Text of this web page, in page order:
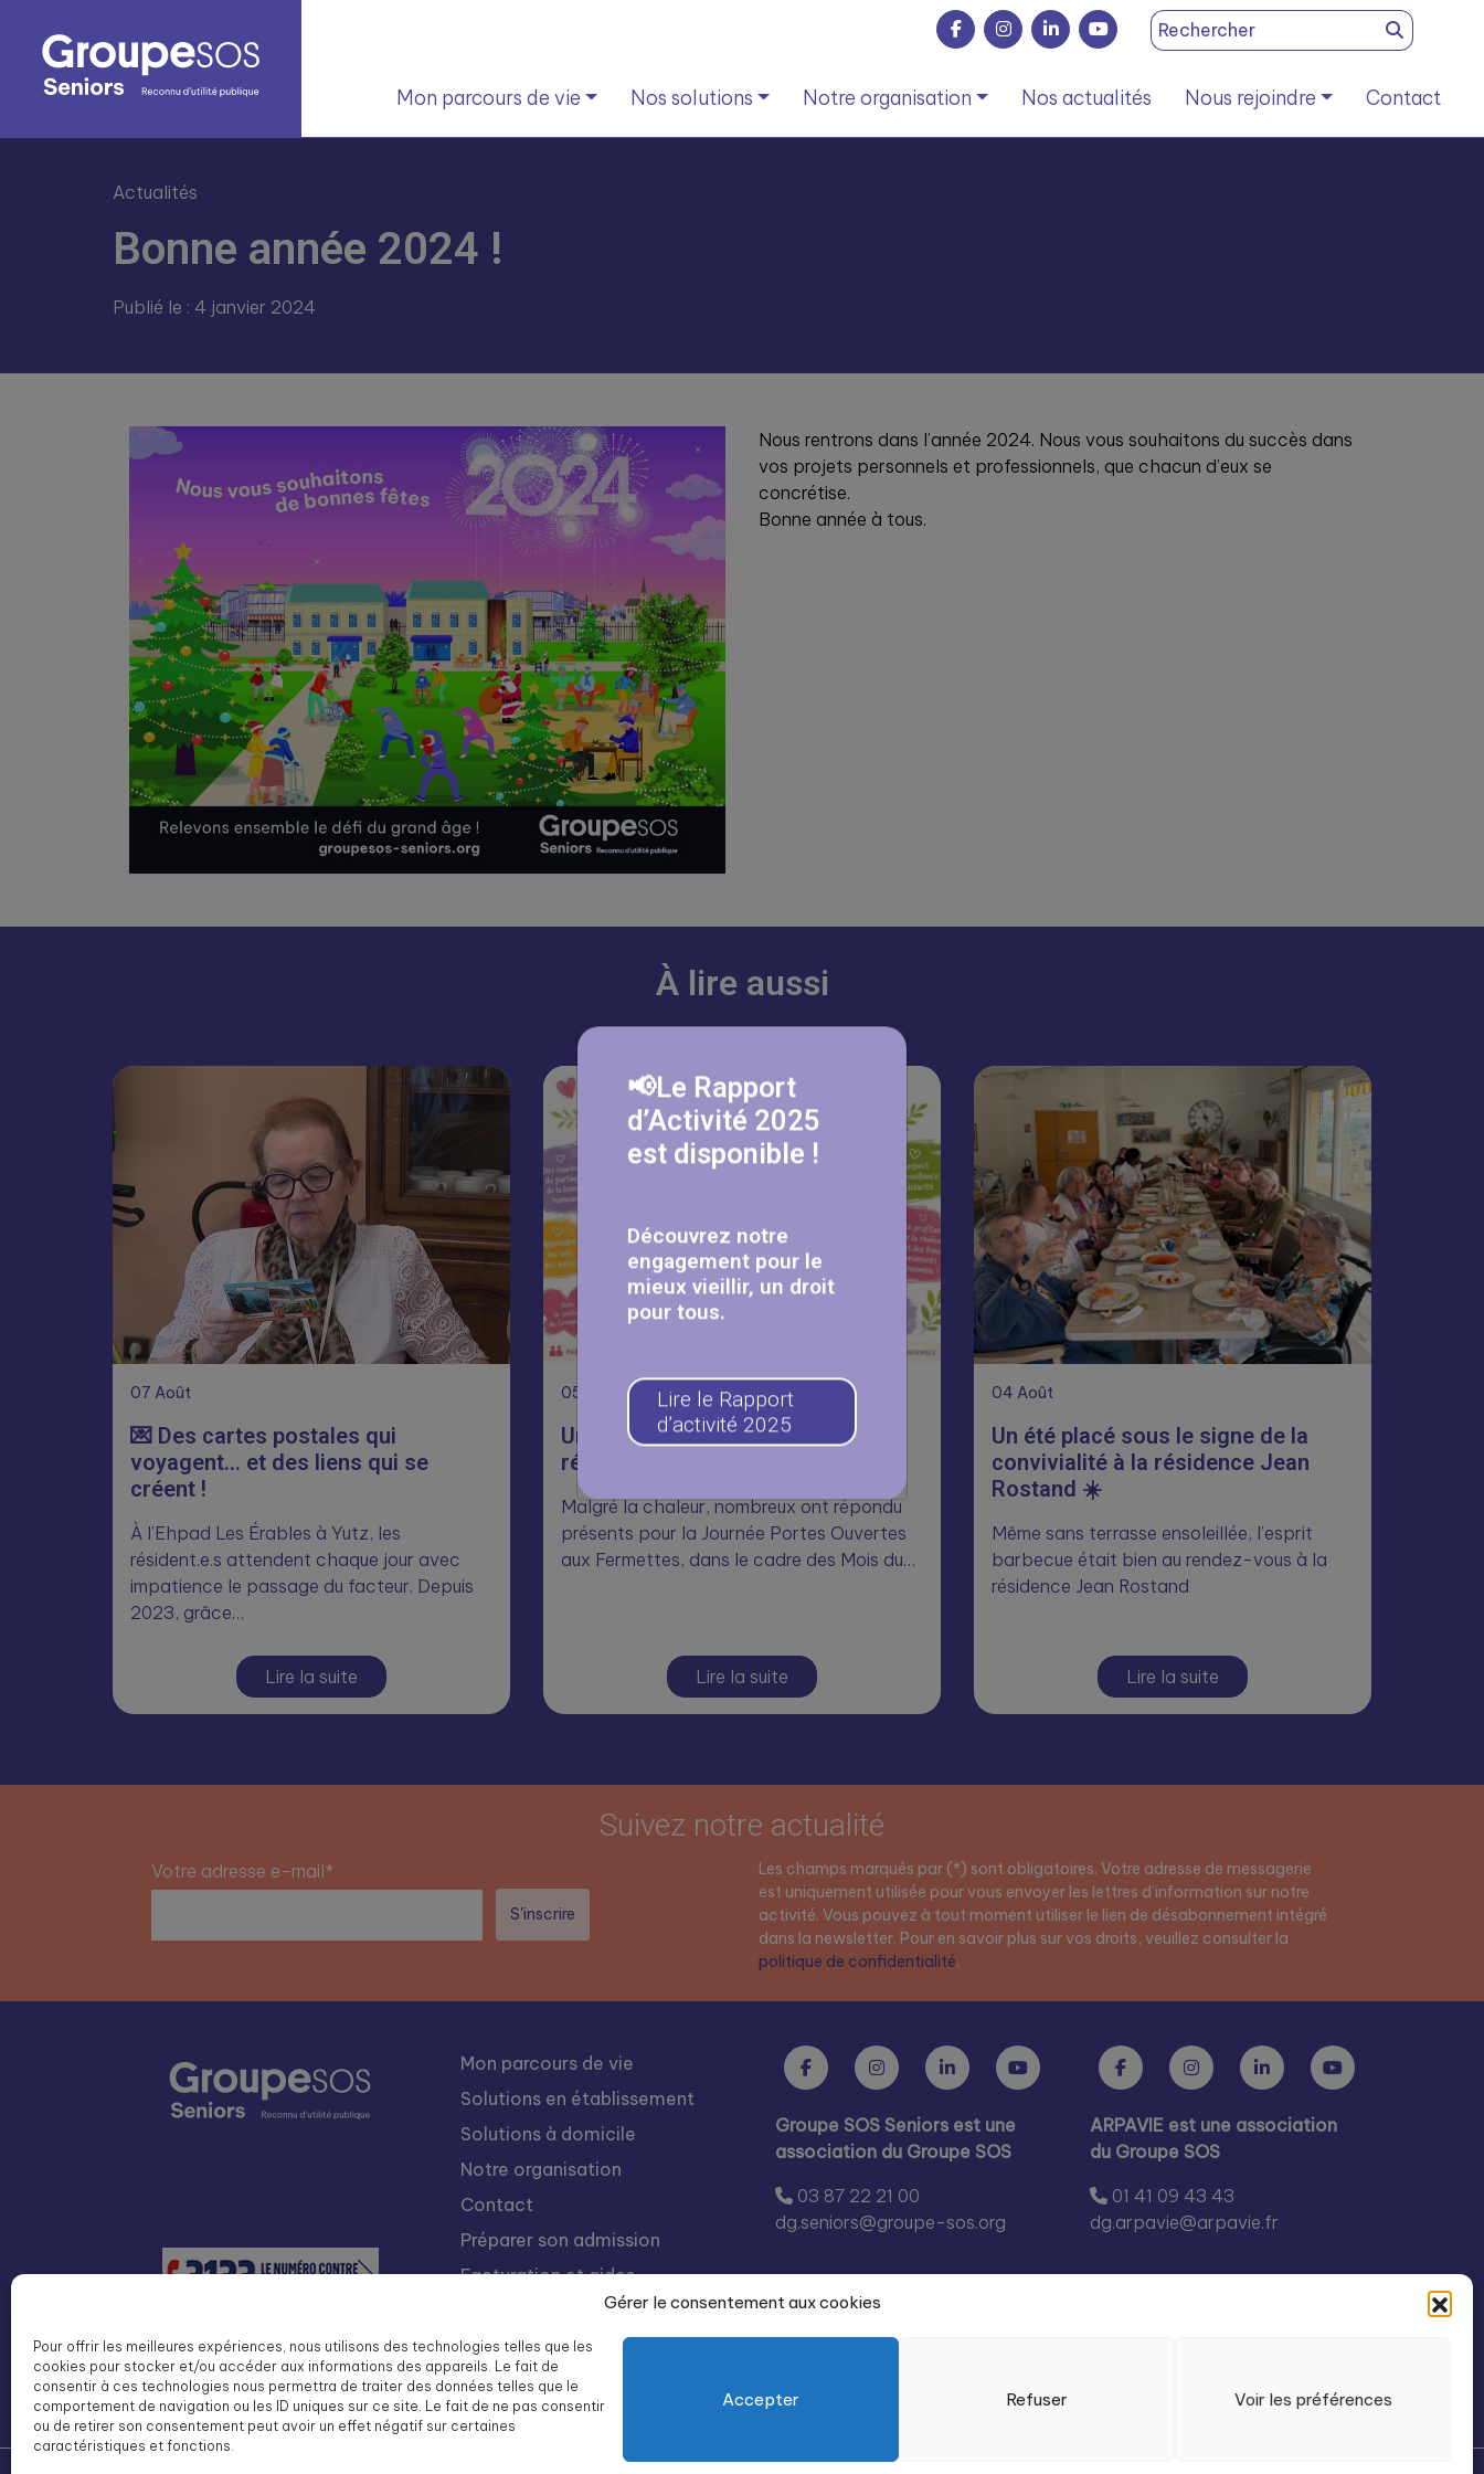
Gérer le consentement aux cookies
Pour offrir les meilleures expériences, nous utilisons des technologies telles que les
cookies pour stocker et/ou accéder aux informations des appareils. Le fait de
consentir à ces technologies nous permettra de traiter des données telles que le
comportement de navigation ou les ID uniques sur ce site. Le fait de ne pas consentir
ou de retirer son consentement peut avoir un effet négatif sur certaines
caractéristiques et fonctions.
Accepter Refuser Voir les préférences
Search
for:
Mon parcours de vie Nos solutions Notre organisation Nos actualités Nous rejoindre Contact
Actualités
Bonne année 2024 !
Publié le : 4 janvier 2024
Nous rentrons dans l’année 2024. Nous vous souhaitons du succès dans
vos projets personnels et professionnels, que chacun d’eux se
concrétise.
Bonne année à tous.
À lire aussi
07 Août
💌 Des cartes postales qui
voyagent… et des liens qui se
créent !
À l’Ehpad Les Érables à Yutz, les
résident.e.s attendent chaque jour avec
impatience le passage du facteur. Depuis
2023, grâce…
Lire la suite
05
Une journée Portes Ouvertes
réussie aux Fermettes 🥳
Malgré la chaleur, nombreux ont répondu
présents pour la Journée Portes Ouvertes
aux Fermettes, dans le cadre des Mois du…
Lire la suite
04 Août
Un été placé sous le signe de la
convivialité à la résidence Jean
Rostand ☀️
Même sans terrasse ensoleillée, l’esprit
barbecue était bien au rendez-vous à la
résidence Jean Rostand
Lire la suite
Suivez notre actualité
Votre adresse e-mail*
Les champs marqués par (*) sont obligatoires. Votre adresse de messagerie
est uniquement utilisée pour vous envoyer les lettres d’information sur notre
activité. Vous pouvez à tout moment utiliser le lien de désabonnement intégré
dans la newsletter. Pour en savoir plus sur vos droits, veuillez consulter la
politique de confidentialité.
Mon parcours de vie
Solutions en établissement
Solutions à domicile
Notre organisation
Contact
Préparer son admission
Facturation et aides
Intégration
Liste des résidences Groupe
SOS Seniors
Groupe SOS Seniors est une
association du Groupe SOS
03 87 22 21 00
dg.seniors@groupe-sos.org
ARPAVIE est une association
du Groupe SOS
01 41 09 43 43
dg.arpavie@arpavie.fr
📢Le Rapport
d’Activité 2025
est disponible !
Découvrez notre
engagement pour le
mieux vieillir, un droit
pour tous.
Lire le Rapport
d’activité 2025